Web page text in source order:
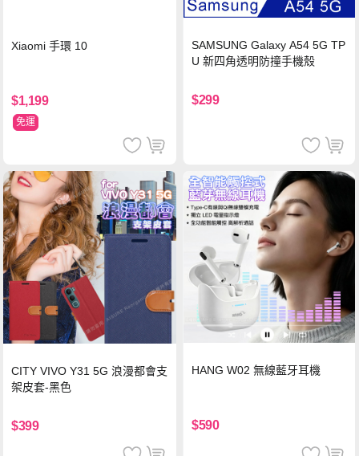
Xiaomi 手環 10
$1,199
免運
SAMSUNG Galaxy A54 5G TP
U 新四角透明防撞手機殼
$299
CITY VIVO Y31 5G 浪漫都會支
架皮套-黑色
$399
HANG W02 無線藍牙耳機
$590